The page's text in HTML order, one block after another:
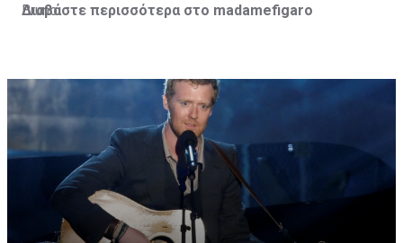
Bruno.
Διαβάστε περισσότερα στο madamefigaro